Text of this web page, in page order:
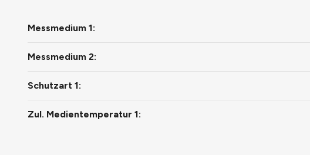
Messmedium 1:
Messmedium 2:
Schutzart 1:
Zul. Medientemperatur 1: